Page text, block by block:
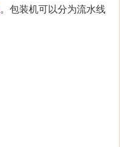
。包装机可以分为流水线